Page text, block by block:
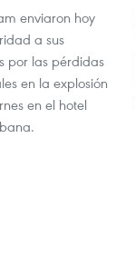
enviaron hoy
a sus
por las pérdidas
en la explosión
en el hotel